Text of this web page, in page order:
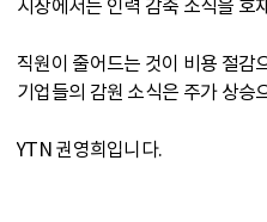
시장에서는 인력 감축 소식을 호
직원이 줄어드는 것이 비용 절감
기업들의 감원 소식은 주가 상승
YTN 권영희입니다.